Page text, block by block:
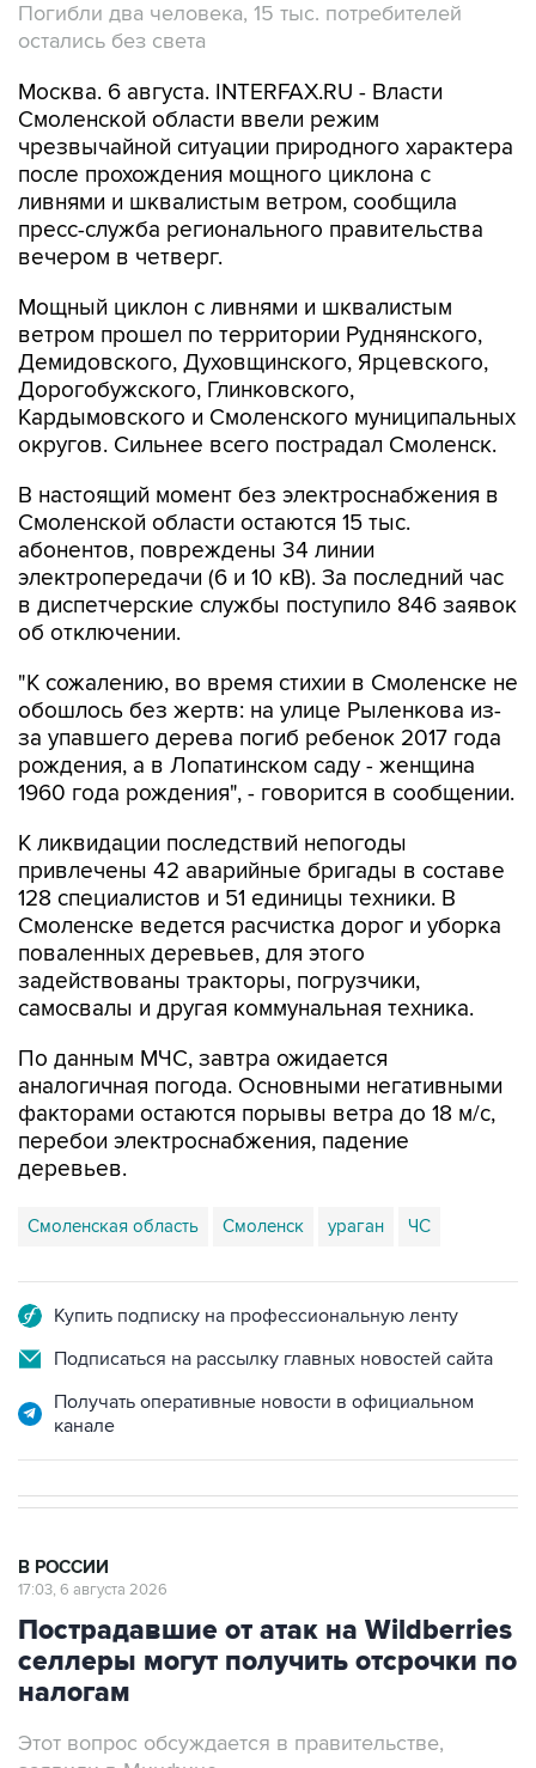
Погибли два человека, 15 тыс. потребителей
остались без света
Москва. 6 августа. INTERFAX.RU - Власти
Смоленской области ввели режим
чрезвычайной ситуации природного характера
после прохождения мощного циклона с
ливнями и шквалистым ветром, сообщила
пресс-служба регионального правительства
вечером в четверг.
Мощный циклон с ливнями и шквалистым
ветром прошел по территории Руднянского,
Демидовского, Духовщинского, Ярцевского,
Дорогобужского, Глинковского,
Кардымовского и Смоленского муниципальных
округов. Сильнее всего пострадал Смоленск.
В настоящий момент без электроснабжения в
Смоленской области остаются 15 тыс.
абонентов, повреждены 34 линии
электропередачи (6 и 10 кВ). За последний час
в диспетчерские службы поступило 846 заявок
об отключении.
"К сожалению, во время стихии в Смоленске не
обошлось без жертв: на улице Рыленкова из-
за упавшего дерева погиб ребенок 2017 года
рождения, а в Лопатинском саду - женщина
1960 года рождения", - говорится в сообщении.
К ликвидации последствий непогоды
привлечены 42 аварийные бригады в составе
128 специалистов и 51 единицы техники. В
Смоленске ведется расчистка дорог и уборка
поваленных деревьев, для этого
задействованы тракторы, погрузчики,
самосвалы и другая коммунальная техника.
По данным МЧС, завтра ожидается
аналогичная погода. Основными негативными
факторами остаются порывы ветра до 18 м/с,
перебои электроснабжения, падение
деревьев.
Смоленская область Смоленск ураган ЧС
Купить подписку на профессиональную ленту
Подписаться на рассылку главных новостей сайта
Получать оперативные новости в официальном
канале
В РОССИИ
17:03, 6 августа 2026
Пострадавшие от атак на Wildberries
селлеры могут получить отсрочки по
налогам
Этот вопрос обсуждается в правительстве,